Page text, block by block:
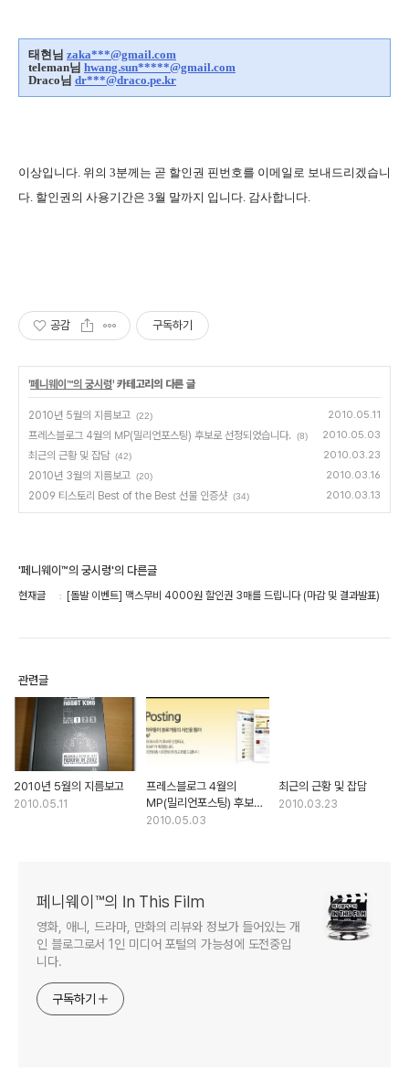
태현님 zaka***@gmail.com
teleman님 hwang.sun*****@gmail.com
Draco님 dr***@draco.pe.kr
이상입니다. 위의 3분께는 곧 할인권 핀번호를 이메일로 보내드리겠습니
다. 할인권의 사용기간은 3월 말까지 입니다. 감사합니다.
공감 구독하기
'페니웨이™의 궁시렁' 카테고리의 다른 글
2010년 5월의 지름보고 (22) 2010.05.11
프레스블로그 4월의 MP(밀리언포스팅) 후보로 선정되었습니다. (8) 2010.05.03
최근의 근황 및 잡담 (42) 2010.03.23
2010년 3월의 지름보고 (20) 2010.03.16
2009 티스토리 Best of the Best 선물 인증샷 (34) 2010.03.13
'페니웨이™의 궁시렁'의 다른글
현재글 [돌발 이벤트] 맥스무비 4000원 할인권 3매를 드립니다 (마감 및 결과발표)
관련글
2010년 5월의 지름보고
2010.05.11
프레스블로그 4월의
MP(밀리언포스팅) 후보로
선정되었습니다.
2010.05.03
최근의 근황 및 잡담
2010.03.23
페니웨이™의 In This Film
영화, 애니, 드라마, 만화의 리뷰와 정보가 들어있는 개
인 블로그로서 1인 미디어 포털의 가능성에 도전중입
니다.
구독하기